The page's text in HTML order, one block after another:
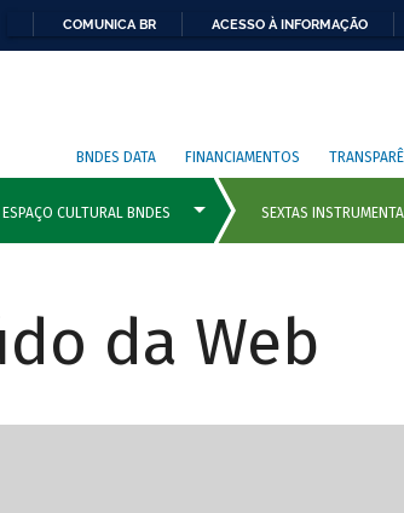
COMUNICA BR ACESSO À INFORMAÇÃO
BNDES DATA FINANCIAMENTOS
da Web
com